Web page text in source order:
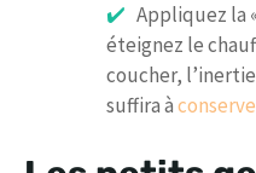
Appliquez la
éteignez le
coucher,
suffira à